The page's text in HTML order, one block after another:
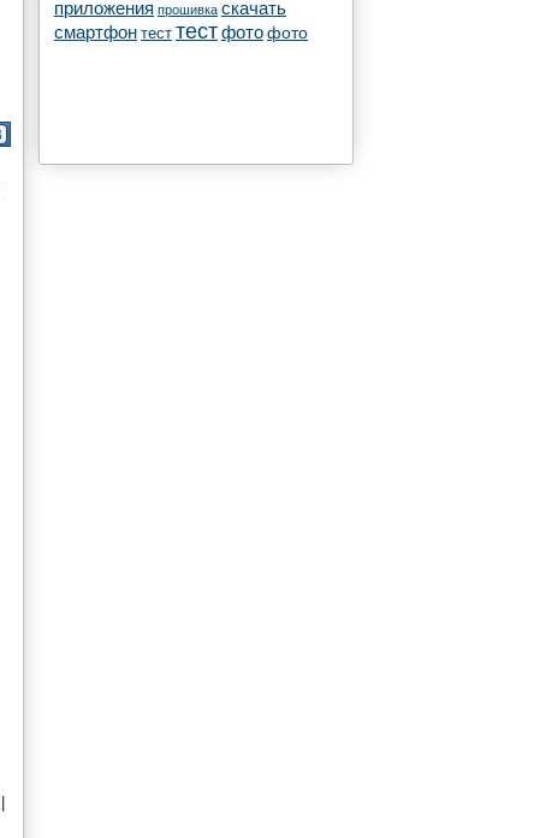
приложения прошивка скачать
смартфон тест тестфото фото